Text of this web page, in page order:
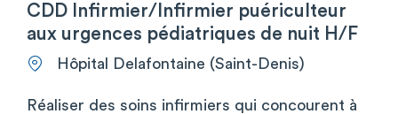
CDD Infirmier/Infirmier puériculteur
aux urgences pédiatriques de nuit H/F
Hôpital Delafontaine (Saint-Denis)
Réaliser des soins infirmiers qui concourent à